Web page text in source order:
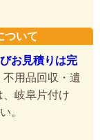
ついて
お見積りは完
用品回収・遺
岐阜片付け
。